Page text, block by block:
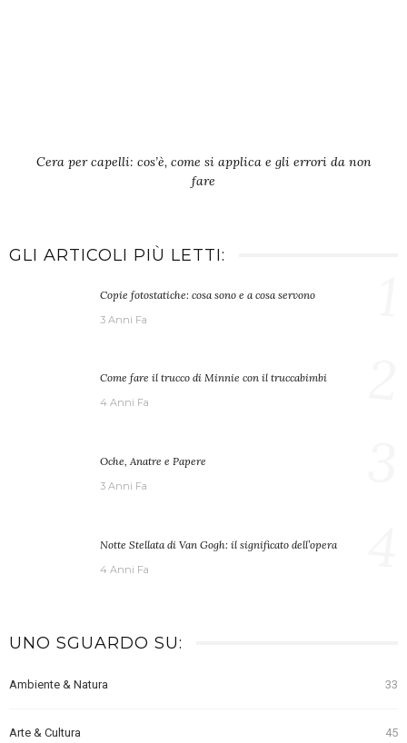
Cera per capelli: cos’è, come si applica e gli errori da non
fare
GLI ARTICOLI PIÙ LETTI:
Copie fotostatiche: cosa sono e a cosa servono
3 Anni Fa
Come fare il trucco di Minnie con il truccabimbi
4 Anni Fa
Oche, Anatre e Papere
3 Anni Fa
Notte Stellata di Van Gogh: il significato dell’opera
4 Anni Fa
UNO SGUARDO SU:
Ambiente & Natura 33
Arte & Cultura 45